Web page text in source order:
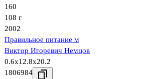
160
108 г
2002
Правильное питание м
Виктор Игоревич Немцов
0.6x12.8x20.2
1806984